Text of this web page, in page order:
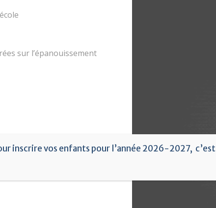
sur l’épanouissement
inscrire vos enfants pour l’année 2026-2027, c’est